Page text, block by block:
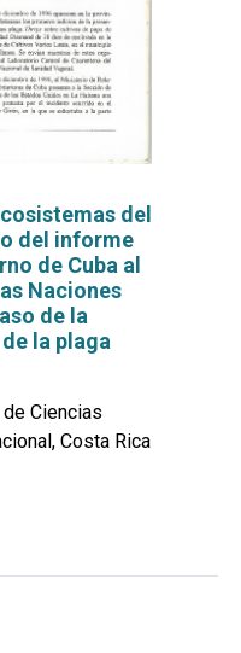
del
del informe
de Cuba al
Naciones
de la
la plaga
Ciencias
Costa Rica